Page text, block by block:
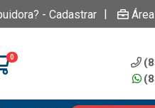
- Cadastrar |
0